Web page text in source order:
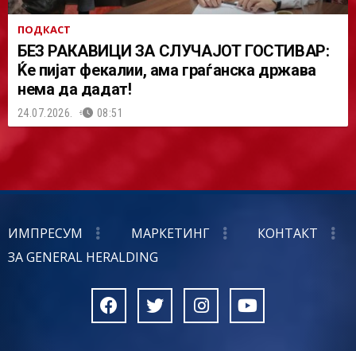
ПОДКАСТ
БЕЗ РАКАВИЦИ ЗА СЛУЧАЈОТ ГОСТИВАР:
Ќе пијат фекалии, ама граѓанска држава
нема да дадат!
24.07.2026. 08:51
ИМПРЕСУМ МАРКЕТИНГ
КОНТАКТ
ЗА GENERAL HERALDING